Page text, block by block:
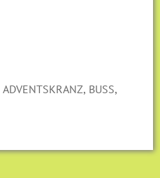
ADVENTSKRANZ, BUSS ,